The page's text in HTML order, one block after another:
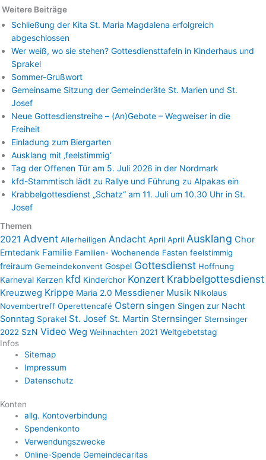
Weitere Beiträge
Schließung der Kita St. Maria Magdalena erfolgreich
abgeschlossen
Wer weiß, wo sie stehen? Gottesdiensttafeln in Kinderhaus und
Sprakel
Sommer-Grußwort
Gemeinsame Sitzung der Gemeinderäte St. Marien und St.
Josef
Neue Gottesdienstreihe – (An)Gebote – Wegweiser in die
Freiheit
Einladung zum Biergarten
Ausklang mit ‚feelstimmig‘
Tag der Offenen Tür am 5. Juli 2026 in der Nordmark
kfd-Stammtisch lädt zu Rallye und Führung zu Alpakas ein
Krabbelgottesdienst „Schatz“ am 11. Juli um 10.30 Uhr in St.
Josef
Themen
2021 Advent Allerheiligen Andacht April April Ausklang Chor
Erntedank Familie Familien- Wochenende Fasten feelstimmig
freiraum Gemeindekonvent Gospel Gottesdienst Hoffnung
Karneval Kerzen kfd Kinderchor Konzert Krabbelgottesdienst
Kreuzweg Krippe Maria 2.0 Messdiener Musik Nikolaus
Novembertreff Operettencafé Ostern singen Singen zur Nacht
Sonntag Sprakel St. Josef St. Martin Sternsinger Sternsinger
2022 SzN Video Weg Weihnachten 2021 Weltgebetstag
Infos
Sitemap
Impressum
Datenschutz
Konten
allg. Kontoverbindung
Spendenkonto
Verwendungszwecke
Online-Spende Gemeindecaritas